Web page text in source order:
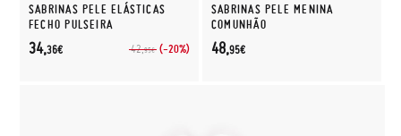
SABRINAS PELE ELÁSTICAS
FECHO PULSEIRA
42,95€ (-20%)
34,36€
SABRINAS PELE MENINA
COMUNHÃO
48,95€